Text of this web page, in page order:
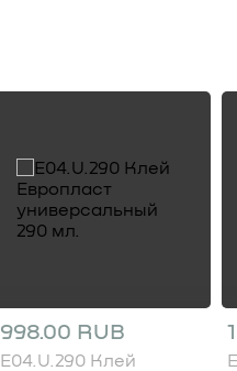
998.00 RUB
E04.U.290 Клей